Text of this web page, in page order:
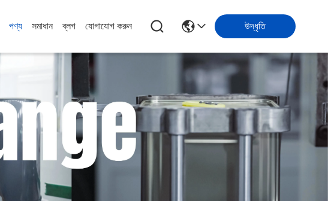
পণ্য সমাধান ব্লগ যোগাযোগ করুন উদ্ধৃতি